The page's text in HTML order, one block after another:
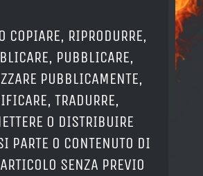
COPIARE, RIPRODURRE,
PUBBLICARE,
PUBBLICAMENTE,
TRADURRE,
O DISTRIBUIRE
PARTE O CONTENUTO DI
SENZA PREVIO